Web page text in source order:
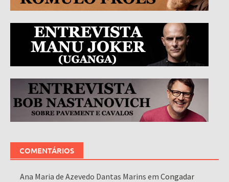
COMENTÁRIOS
Ana Maria de Azevedo Dantas Marins emCongadar